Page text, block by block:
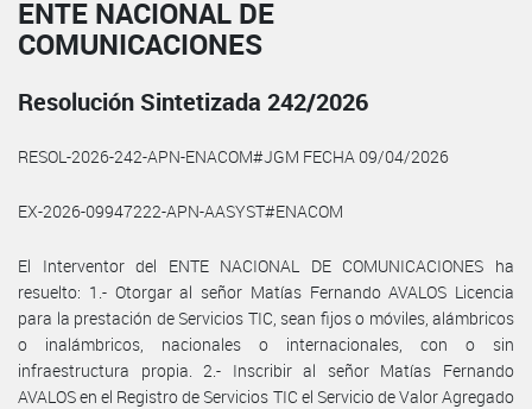
ENTE NACIONAL DE
COMUNICACIONES
Resolución Sintetizada 242/2026
RESOL-2026-242-APN-ENACOM#JGM FECHA 09/04/2026
EX-2026-09947222-APN-AASYST#ENACOM
El Interventor del ENTE NACIONAL DE COMUNICACIONES ha
resuelto: 1.- Otorgar al señor Matías Fernando AVALOS Licencia
para la prestación de Servicios TIC, sean fijos o móviles, alámbricos
o inalámbricos, nacionales o internacionales, con o sin
infraestructura propia. 2.- Inscribir al señor Matías Fernando
AVALOS en el Registro de Servicios TIC el Servicio de Valor Agregado